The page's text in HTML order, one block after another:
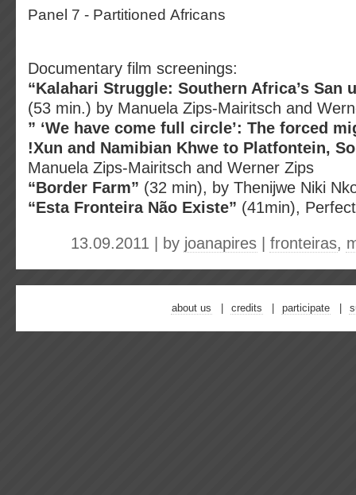
Panel 7 - Partitioned Africans
Documentary film screenings:
“Kalahari Struggle: Southern Africa’s San
(53 min.) by Manuela Zips-Mairitsch and
” ‘We have come full circle’: The forced
!Xun and Namibian Khwe to Platfontein,
Manuela Zips-Mairitsch and Werner Zips
“Border Farm” (32 min), by Thenijwe Niki
“Esta Fronteira Não Existe” (41min),
13.09.2011 | by joanapires | fronteiras,
about us credits participate